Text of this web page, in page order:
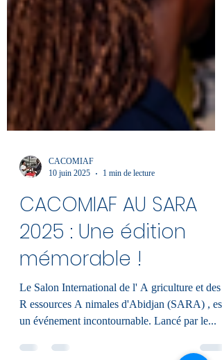
CACOMIAF
10 juin 2025
1 min de lecture
CACOMIAF AU SARA
2025 : Une édition
mémorable !
Le Salon International de l' A griculture et des